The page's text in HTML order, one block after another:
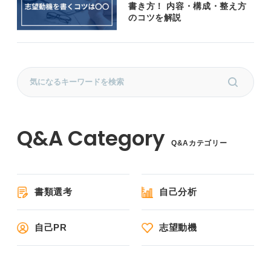
書き方！ 内容・構成・整え方
のコツを解説
Q&Aカテゴリー
書類選考 自己分析
自己PR 志望動機